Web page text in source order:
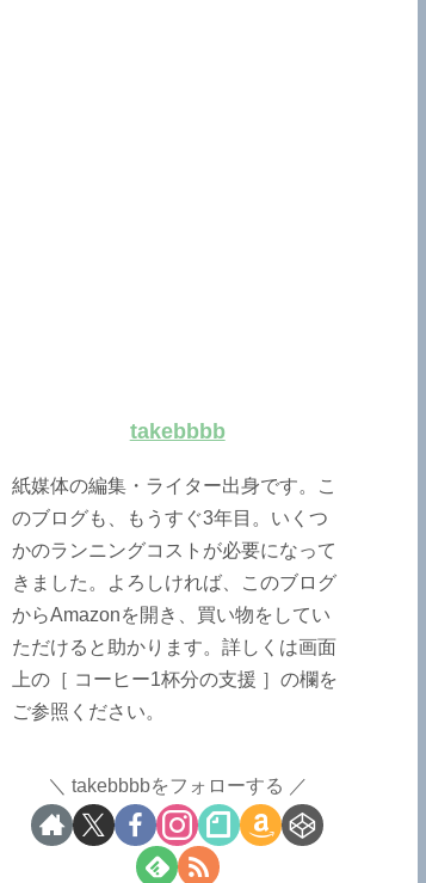
takebbbb
紙媒体の編集・ライター出身です。こ
のブログも、もうすぐ3年目。いくつ
かのランニングコストが必要になって
きました。よろしければ、このブログ
からAmazonを開き、買い物をしてい
ただけると助かります。詳しくは画面
上の［ コーヒー1杯分の支援 ］の欄を
ご参照ください。
takebbbbをフォローする